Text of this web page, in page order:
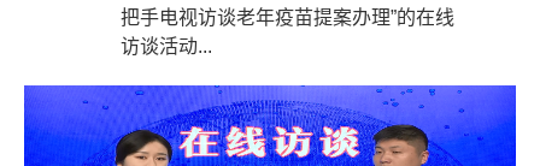
把手电视访谈老年疫苗提案办理”的在线
访谈活动...